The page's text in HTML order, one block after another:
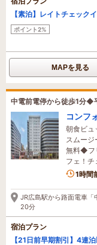
【素泊】レイトチェック
ポイント2%
MAPを見る
中電前電停から徒歩1分◆
コンフ
朝食ビュ
スムー
無料◆フ
フェ！チ
1時間
JR広島駅から路面電車
20分
宿泊プラン
【21日前早期割引】4連